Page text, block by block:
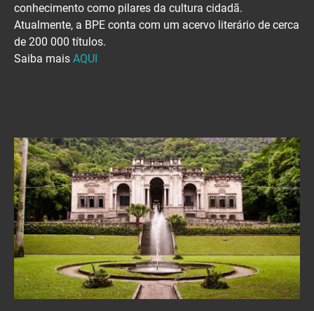
conhecimento como pilares da cultura cidadã.
Atualmente, a BPE conta com um acervo literário de cerca
de 200 000 títulos.
Saiba mais AQUI